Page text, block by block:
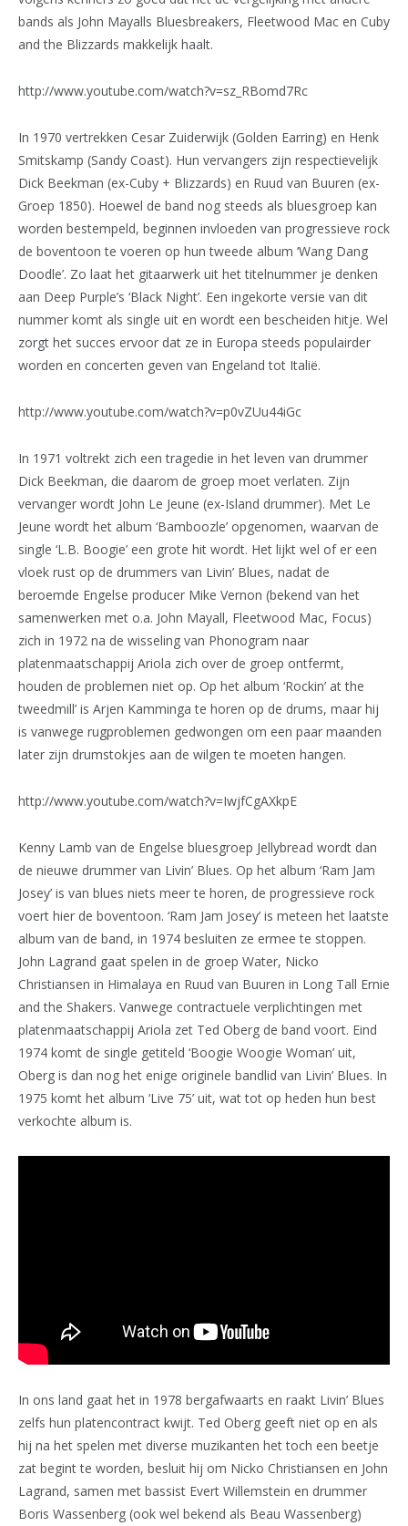
bands als John Mayalls Bluesbreakers, Fleetwood Mac en Cuby
and the Blizzards makkelijk haalt.
http://www.youtube.com/watch?v=sz_RBomd7Rc
In 1970 vertrekken Cesar Zuiderwijk (Golden Earring) en Henk
Smitskamp (Sandy Coast). Hun vervangers zijn respectievelijk
Dick Beekman (ex-Cuby + Blizzards) en Ruud van Buuren (ex-
Groep 1850). Hoewel de band nog steeds als bluesgroep kan
worden bestempeld, beginnen invloeden van progressieve rock
de boventoon te voeren op hun tweede album ‘Wang Dang
Doodle’. Zo laat het gitaarwerk uit het titelnummer je denken
aan Deep Purple’s ‘Black Night’. Een ingekorte versie van dit
nummer komt als single uit en wordt een bescheiden hitje. Wel
zorgt het succes ervoor dat ze in Europa steeds populairder
worden en concerten geven van Engeland tot Italië.
http://www.youtube.com/watch?v=p0vZUu44iGc
In 1971 voltrekt zich een tragedie in het leven van drummer
Dick Beekman, die daarom de groep moet verlaten. Zijn
vervanger wordt John Le Jeune (ex-Island drummer). Met Le
Jeune wordt het album ‘Bamboozle’ opgenomen, waarvan de
single ‘L.B. Boogie’ een grote hit wordt. Het lijkt wel of er een
vloek rust op de drummers van Livin’ Blues, nadat de
beroemde Engelse producer Mike Vernon (bekend van het
samenwerken met o.a. John Mayall, Fleetwood Mac, Focus)
zich in 1972 na de wisseling van Phonogram naar
platenmaatschappij Ariola zich over de groep ontfermt,
houden de problemen niet op. Op het album ‘Rockin’ at the
tweedmill’ is Arjen Kamminga te horen op de drums, maar hij
is vanwege rugproblemen gedwongen om een paar maanden
later zijn drumstokjes aan de wilgen te moeten hangen.
http://www.youtube.com/watch?v=IwjfCgAXkpE
Kenny Lamb van de Engelse bluesgroep Jellybread wordt dan
de nieuwe drummer van Livin’ Blues. Op het album ‘Ram Jam
Josey’ is van blues niets meer te horen, de progressieve rock
voert hier de boventoon. ‘Ram Jam Josey’ is meteen het laatste
album van de band, in 1974 besluiten ze ermee te stoppen.
John Lagrand gaat spelen in de groep Water, Nicko
Christiansen in Himalaya en Ruud van Buuren in Long Tall Ernie
and the Shakers. Vanwege contractuele verplichtingen met
platenmaatschappij Ariola zet Ted Oberg de band voort. Eind
1974 komt de single getiteld ‘Boogie Woogie Woman’ uit,
Oberg is dan nog het enige originele bandlid van Livin’ Blues. In
1975 komt het album ‘Live 75’ uit, wat tot op heden hun best
verkochte album is.
In ons land gaat het in 1978 bergafwaarts en raakt Livin’ Blues
zelfs hun platencontract kwijt. Ted Oberg geeft niet op en als
hij na het spelen met diverse muzikanten het toch een beetje
zat begint te worden, besluit hij om Nicko Christiansen en John
Lagrand, samen met bassist Evert Willemstein en drummer
Boris Wassenberg (ook wel bekend als Beau Wassenberg)